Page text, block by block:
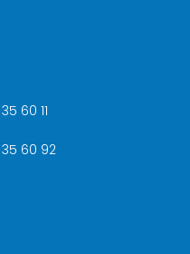
60 11
35 60 92